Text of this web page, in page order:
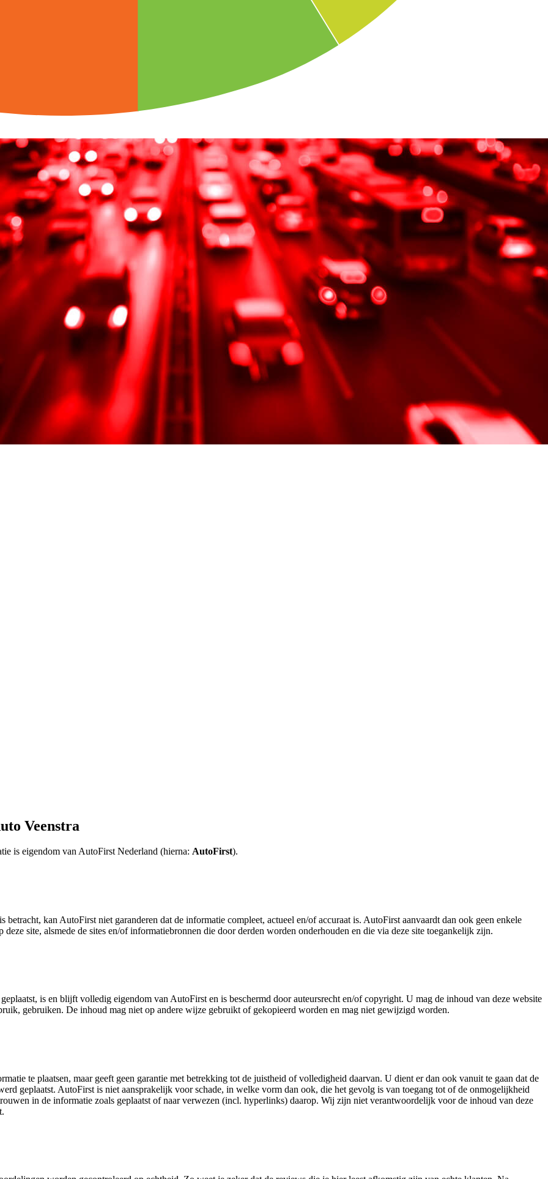
Veenstra
is eigendom van AutoFirst Nederland (hierna: AutoFirst).
kan AutoFirst niet garanderen dat de informatie compleet, actueel en/of accuraat is. AutoFirst aanvaardt dan ook geen enkele
site, alsmede de sites en/of informatiebronnen die door derden worden onderhouden en die via deze site toegankelijk zijn.
is en blijft volledig eigendom van AutoFirst en is beschermd door auteursrecht en/of copyright. U mag de inhoud van deze website
gebruiken. De inhoud mag niet op andere wijze gebruikt of gekopieerd worden en mag niet gewijzigd worden.
te plaatsen, maar geeft geen garantie met betrekking tot de juistheid of volledigheid daarvan. U dient er dan ook vanuit te gaan dat de
geplaatst. AutoFirst is niet aansprakelijk voor schade, in welke vorm dan ook, die het gevolg is van toegang tot of de onmogelijkheid
in de informatie zoals geplaatst of naar verwezen (incl. hyperlinks) daarop. Wij zijn niet verantwoordelijk voor de inhoud van deze